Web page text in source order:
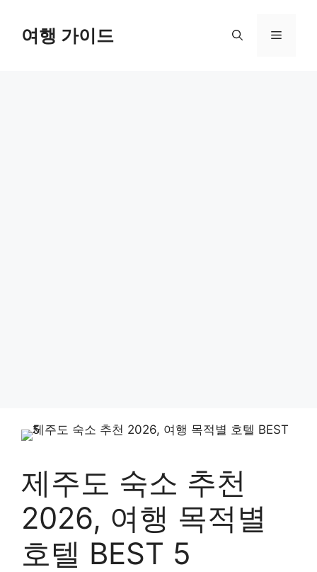
여행 가이드 메
제주도 숙소 추천
2026, 여행 목적별
호텔 BEST 5